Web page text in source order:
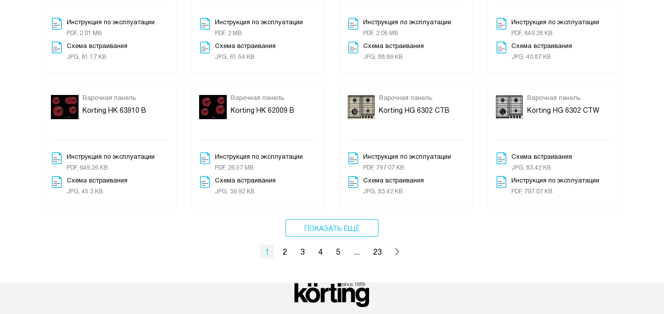
Инструкция по эксплуатации
PDF, 2.01 MB
Схема встраивания
JPG, 81.17 KB
Инструкция по эксплуатации
PDF, 2 MB
Схема встраивания
JPG, 61.54 KB
Инструкция по эксплуатации
PDF, 2.05 MB
Схема встраивания
JPG, 88.89 KB
Инструкция по эксплуатации
PDF, 649.26 KB
Схема встраивания
JPG, 40.87 KB
Варочная панель
Korting HK 63910 B
Инструкция по эксплуатации
PDF, 649.26 KB
Схема встраивания
JPG, 45.3 KB
Варочная панель
Korting HK 62009 B
Инструкция по эксплуатации
PDF, 26.57 MB
Схема встраивания
JPG, 39.92 KB
Варочная панель
Korting HG 6302 CTB
Инструкция по эксплуатации
PDF, 797.07 KB
Схема встраивания
JPG, 83.42 KB
Варочная панель
Korting HG 6302 CTW
Схема встраивания
JPG, 83.42 KB
Инструкция по эксплуатации
PDF, 797.07 KB
ПОКАЗАТЬ ЕЩЁ
1 2 3 4 5 ... 23